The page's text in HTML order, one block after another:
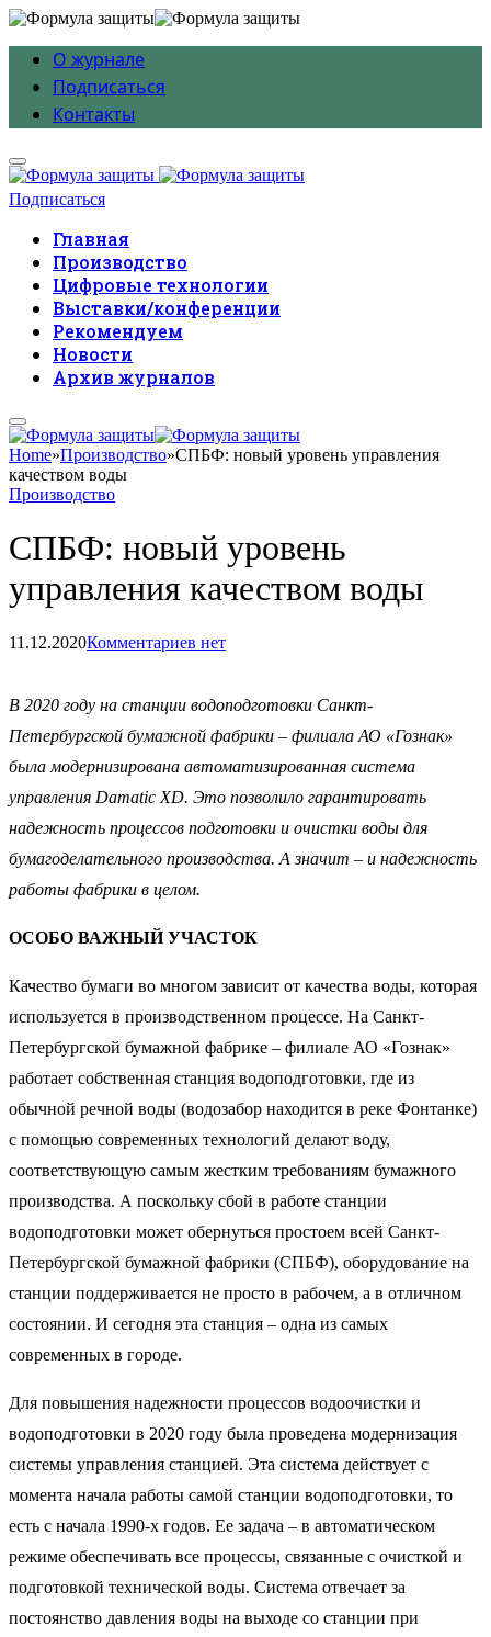
О журнале
Подписаться
Контакты
Подписаться
Главная
Производство
Цифровые технологии
Выставки/конференции
Рекомендуем
Новости
Архив журналов
Home»Производство»СПБФ: новый уровень управления
качеством воды
Производство
СПБФ: новый уровень
управления качеством воды
11.12.2020Комментариев нет
В 2020 году на станции водоподготовки Санкт-
Петербургской бумажной фабрики – филиала АО «Гознак»
была модернизирована автоматизированная система
управления Damatic XD. Это позволило гарантировать
надежность процессов подготовки и очистки воды для
бумагоделательного производства. А значит – и надежность
работы фабрики в целом.
ОСОБО ВАЖНЫЙ УЧАСТОК
Качество бумаги во многом зависит от качества воды, которая
используется в производственном процессе. На Санкт-
Петербургской бумажной фабрике – филиале АО «Гознак»
работает собственная станция водоподготовки, где из
обычной речной воды (водозабор находится в реке Фонтанке)
с помощью современных технологий делают воду,
соответствующую самым жестким требованиям бумажного
производства. А поскольку сбой в работе станции
водоподготовки может обернуться простоем всей Санкт-
Петербургской бумажной фабрики (СПБФ), оборудование на
станции поддерживается не просто в рабочем, а в отличном
состоянии. И сегодня эта станция – одна из самых
современных в городе.
Для повышения надежности процессов водоочистки и
водоподготовки в 2020 году была проведена модернизация
системы управления станцией. Эта система действует с
момента начала работы самой станции водоподготовки, то
есть с начала 1990-х годов. Ее задача – в автоматическом
режиме обеспечивать все процессы, связанные с очисткой и
подготовкой технической воды. Система отвечает за
постоянство давления воды на выходе со станции при